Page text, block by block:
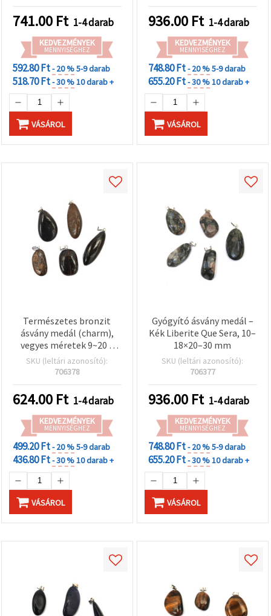
741.00 Ft 1-4 darab
KEDVEZMÉNYEK
MENNYISÉGHEZ
592.80 Ft- 20 %5-9 darab
518.70 Ft- 30 %10 darab +
VÁSÁROL
936.00 Ft 1-4 darab
KEDVEZMÉNYEK
MENNYISÉGHEZ
748.80 Ft- 20 %5-9 darab
655.20 Ft- 30 %10 darab +
VÁSÁROL
Természetes bronzit
ásvány medál (charm),
vegyes méretek 9~20 x
18~26 mm
SKU (leltári azonosító):
706378
624.00 Ft 1-4 darab
KEDVEZMÉNYEK
MENNYISÉGHEZ
499.20 Ft- 20 %5-9 darab
436.80 Ft- 30 %10 darab +
VÁSÁROL
Gyógyító ásvány medál –
Kék Liberite Que Sera, 10–
18×20–30 mm
SKU (leltári azonosító):
706377
936.00 Ft 1-4 darab
KEDVEZMÉNYEK
MENNYISÉGHEZ
748.80 Ft- 20 %5-9 darab
655.20 Ft- 30 %10 darab +
VÁSÁROL